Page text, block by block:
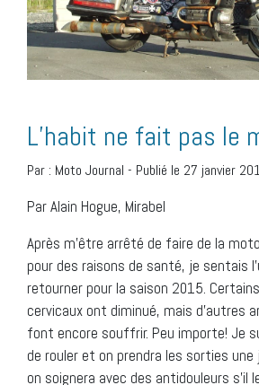
L’habit ne fait pas le
Par : Moto Journal - Publié le 27 janvier
Par Alain Hogue, Mirabel
Après m’être arrêté de faire de la
pour des raisons de santé, je sentais
retourner pour la saison 2015.
cervicaux ont diminué, mais d’autres
font encore souffrir. Peu importe! Je
de rouler et on prendra les sorties
on soignera avec des antidouleurs s’il